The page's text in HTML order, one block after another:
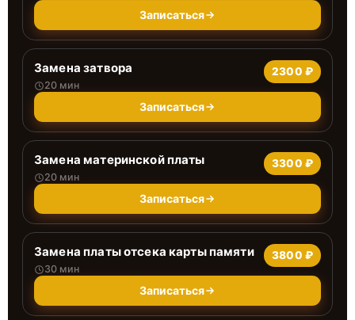
Записаться
Замена затвора
20 мин
2300 ₽
Записаться
Замена материнской платы
20 мин
3300 ₽
Записаться
Замена платы отсека карты памяти
30 мин
3800 ₽
Записаться